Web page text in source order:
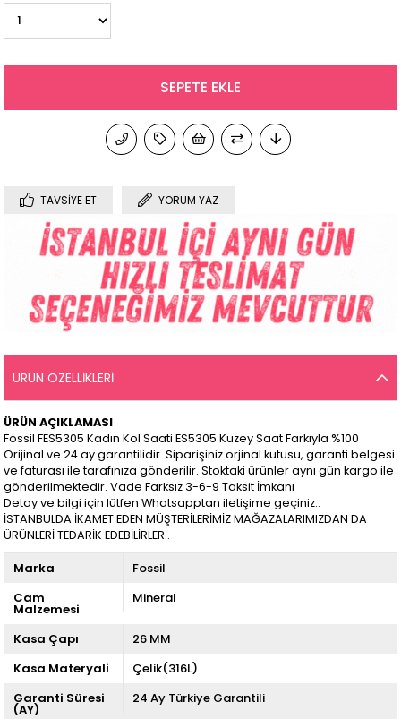
TAVSIYE ET YORUM YAZ
ÜRÜN ÖZELLIKLERI
ÜRÜN AÇIKLAMASI
Fossil FES5305 Kadın Kol Saati ES5305 Kuzey Saat Farkıyla %100
Orijinal ve 24 ay garantilidir. Siparişiniz orjinal kutusu, garanti belgesi
ve faturası ile tarafınıza gönderilir. Stoktaki ürünler aynı gün kargo ile
gönderilmektedir. Vade Farksız 3-6-9 Taksit İmkanı
Detay ve bilgi için lütfen Whatsapptan iletişime geçiniz..
İSTANBULDA İKAMET EDEN MÜŞTERİLERİMİZ MAĞAZALARIMIZDAN DA
ÜRÜNLERİ TEDARİK EDEBİLİRLER..
Marka
Fossil
Cam
Malzemesi
Mineral
Kasa Çapı
26 MM
Kasa Materyali
Çelik(316L)
Garanti Süresi
(AY)
24 Ay Türkiye Garantili